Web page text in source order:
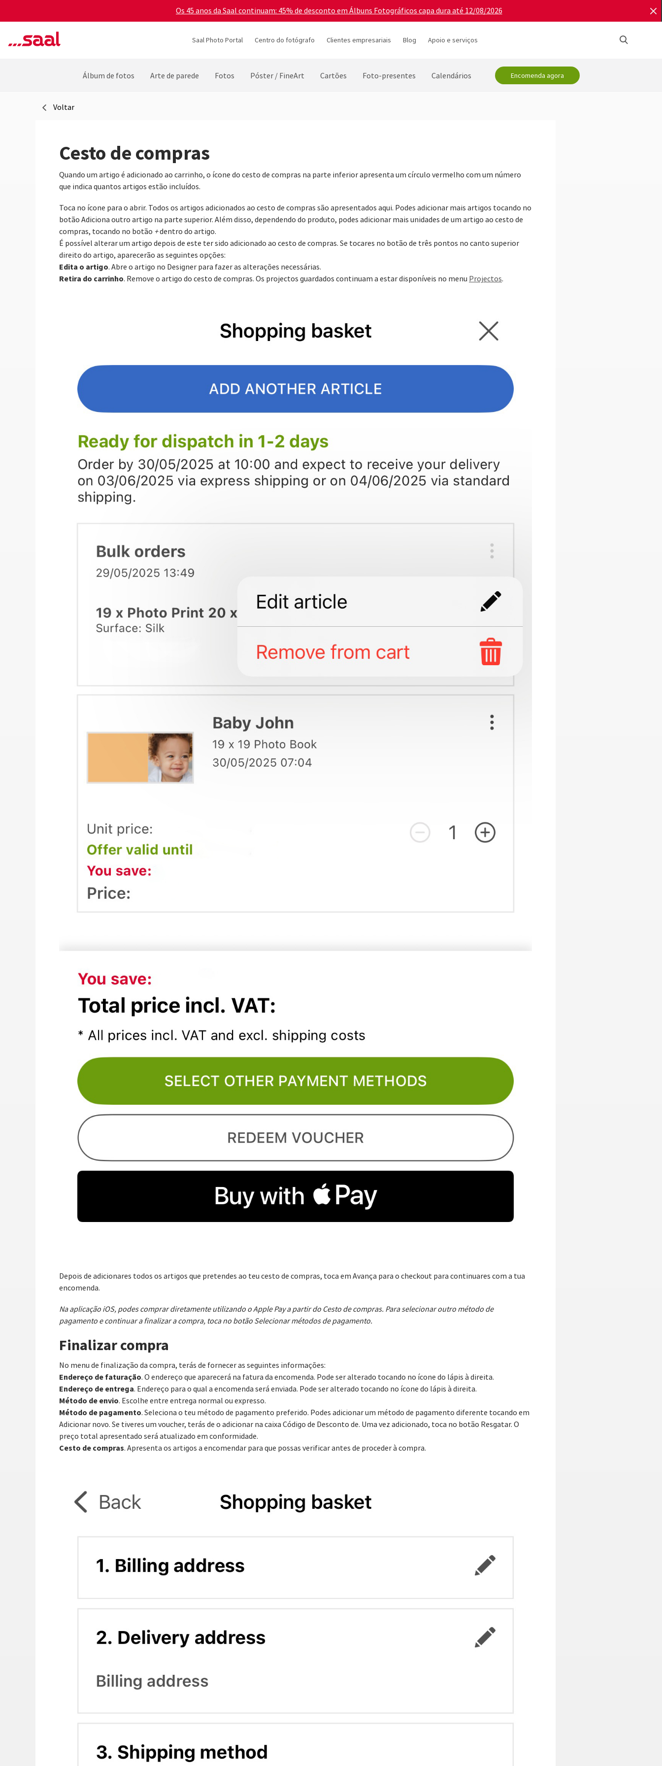
Os 45 anos da Saal continuam: 45% de desconto em Álbuns Fotográficos capa dura até 12/08/2026
Saal Photo Portal Centro do fotógrafo Clientes empresariais Blog Apoio e serviços
Álbum de fotos Arte de parede Fotos Póster / FineArt Cartões Foto-presentes Calendários Encomenda agora
Voltar
Cesto de compras
Quando um artigo é adicionado ao carrinho, o ícone do cesto de compras na parte inferior apresenta um círculo vermelho com um número
que indica quantos artigos estão incluídos.
Toca no ícone para o abrir. Todos os artigos adicionados ao cesto de compras são apresentados aqui. Podes adicionar mais artigos tocando no
botão Adiciona outro artigo na parte superior. Além disso, dependendo do produto, podes adicionar mais unidades de um artigo ao cesto de
compras, tocando no botão +dentro do artigo.
É possível alterar um artigo depois de este ter sido adicionado ao cesto de compras. Se tocares no botão de três pontos no canto superior
direito do artigo, aparecerão as seguintes opções:
Edita o artigo. Abre o artigo no Designer para fazer as alterações necessárias.
Retira do carrinho. Remove o artigo do cesto de compras. Os projectos guardados continuam a estar disponíveis no menu Projectos.
Depois de adicionares todos os artigos que pretendes ao teu cesto de compras, toca em Avança para o checkout para continuares com a tua
encomenda.
Na aplicação iOS, podes comprar diretamente utilizando o Apple Pay a partir do Cesto de compras. Para selecionar outro método de
pagamento e continuar a finalizar a compra, toca no botão Selecionar métodos de pagamento.
Finalizar compra
No menu de finalização da compra, terás de fornecer as seguintes informações:
Endereço de faturação. O endereço que aparecerá na fatura da encomenda. Pode ser alterado tocando no ícone do lápis à direita.
Endereço de entrega. Endereço para o qual a encomenda será enviada. Pode ser alterado tocando no ícone do lápis à direita.
Método de envio. Escolhe entre entrega normal ou expresso.
Método de pagamento. Seleciona o teu método de pagamento preferido. Podes adicionar um método de pagamento diferente tocando em
Adicionar novo. Se tiveres um voucher, terás de o adicionar na caixa Código de Desconto de. Uma vez adicionado, toca no botão Resgatar. O
preço total apresentado será atualizado em conformidade.
Cesto de compras. Apresenta os artigos a encomendar para que possas verificar antes de proceder à compra.